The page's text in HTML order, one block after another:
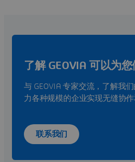
了解 GEOVIA 可以为
与 GEOVIA 专家交流，了解我
力各种规模的企业实现无缝协作
联系我们